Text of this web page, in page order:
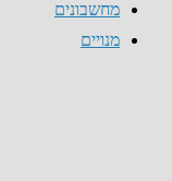
מחשבונים
מנויים